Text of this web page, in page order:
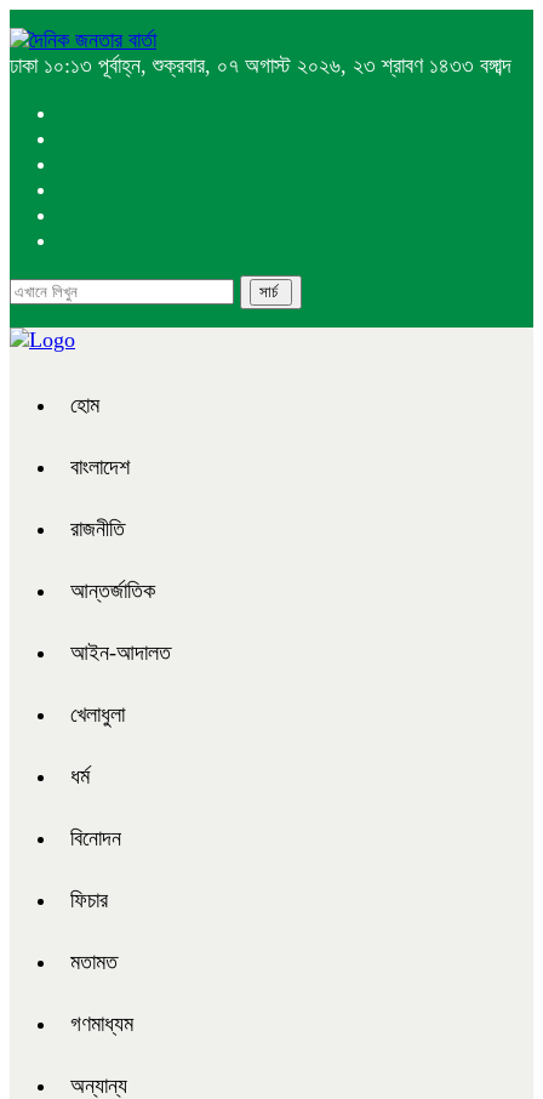
ঢাকা ১০:১৩ পূর্বাহ্ন, শুক্রবার, ০৭ অগাস্ট ২০২৬, ২৩ শ্রাবণ ১৪৩৩ বঙ্গাব্দ
হোম
বাংলাদেশ
রাজনীতি
আন্তর্জাতিক
আইন-আদালত
খেলাধুলা
ধর্ম
বিনোদন
ফিচার
মতামত
গণমাধ্যম
অন্যান্য